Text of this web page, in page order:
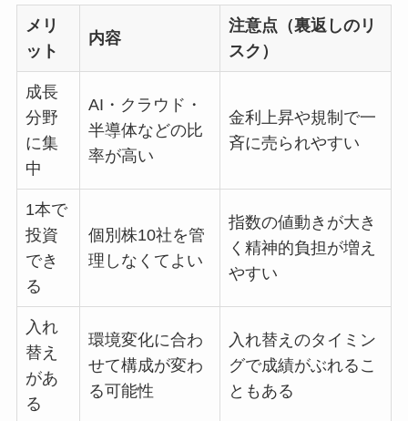
メリ
ット
内容
注意点（裏返しのリ
スク）
成長
分野
に集
中
AI・クラウド・
半導体などの比
率が高い
金利上昇や規制で一
斉に売られやすい
1本で
投資
でき
る
個別株10社を管
理しなくてよい
指数の値動きが大き
く精神的負担が増え
やすい
入れ
替え
があ
る
環境変化に合わ
せて構成が変わ
る可能性
入れ替えのタイミン
グで成績がぶれるこ
ともある